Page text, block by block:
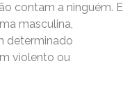
contam a ninguém. E
masculina,
determinado
violento ou